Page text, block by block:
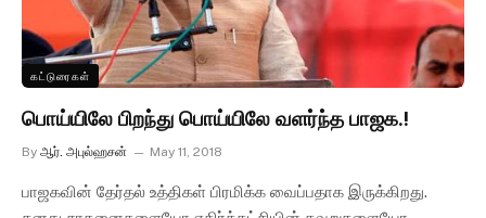
கட்டுரைகள்
பொய்யிலே பிறந்து பொய்யிலே வளர்ந்த பாஜக.!
By ஆர். அபுல்ஹசன் May 11, 2018
பாஜகவின் தேர்தல் உத்திகள் பிரமிக்க வைப்பதாக இருக்கிறது.